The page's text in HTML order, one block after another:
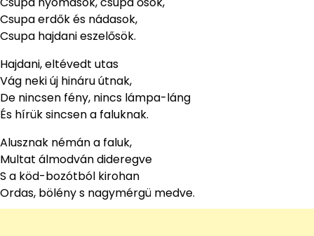
Csupa erdők és nádasok,
Csupa hajdani eszelősök.
Hajdani, eltévedt utas
Vág neki új hináru útnak,
De nincsen fény, nincs lámpa-láng
És hírük sincsen a faluknak.
Alusznak némán a faluk,
Multat álmodván dideregve
S a köd-bozótból kirohan
Ordas, bölény s nagymérgü medve.